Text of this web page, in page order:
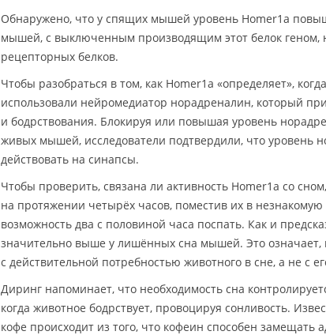
Обнаружено, что у спящих мышей уровень Homer1a
мышей, с выключенным производящим этот белок геном,
рецепторных белков.
Чтобы разобраться в том, как Homer1a «определяет»,
использовали нейромедиатор норадреналин, который
и бодрствования. Блокируя или повышая уровень
живых мышей, исследователи подтвердили, что уровень
действовать на синапсы.
Чтобы проверить, связана ли активность Homer1a со
на протяжении четырёх часов, поместив их в
возможность два с половиной часа поспать. Как и
значительно выше у лишённых сна мышей. Это означает,
с действительной потребностью животного в сне, а не с
Диринг напоминает, что необходимость сна
когда животное бодрствует, провоцируя сонливость.
кофе происходит из того, что кофеин способен замещать